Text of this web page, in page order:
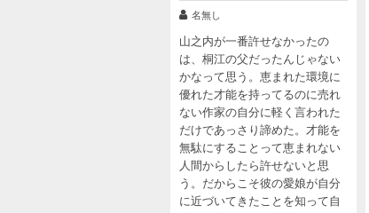
名無し
山之内が一番許せなかったの
は、桐江の父だったんじゃない
かなって思う。恵まれた環境に
優れた才能を持ってるのに売れ
ない作家の自分に軽く言われた
だけであっさり諦めた。才能を
無駄にすることって恵まれない
人間からしたら許せないと思
う。だからこそ彼の愛娘が自分
に近づいてきたことを知って自